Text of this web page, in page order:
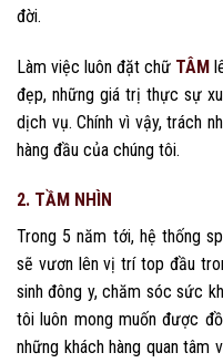
đời.
Làm việc luôn đặt chữ TÂM
đẹp, những giá trị thực sự
dịch vụ. Chính vì vậy, trách
hàng đầu của chúng tôi.
2. TẦM NHÌN
Trong 5 năm tới, hệ thống
sẽ vươn lên vị trí top đầu
sinh đông y, chăm sóc sức
tôi luôn mong muốn được
những khách hàng quan